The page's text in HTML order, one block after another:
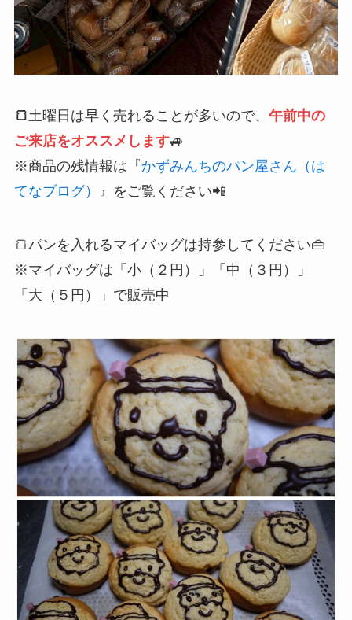
🍞土曜日は早く売れることが多いので、 午前中の
ご来店をオススメします🚙
※商品の残情報は『かずみんちのパン屋さん（は
てなブログ）
』をご覧ください📲
🍞パンを入れるマイバッグは持参してください👜
※マイバッグは「小（２円）」「中（３円）」
「大（５円）」で販売中